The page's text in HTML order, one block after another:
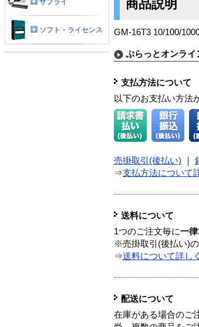
商品説明
GM-16T3 10/100/
ぷらっとオンラ
支払方法について
以下のお支払い方法
売掛取引(後払い)
⇒支払方法について
送料について
1つのご注文毎に一
※売掛取引(後払い)
⇒送料について詳し
配送について
在庫がある場合のご
サプライ
ソフト・ライセンス